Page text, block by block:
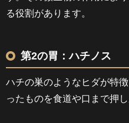
る役割があります。
第2の胃：ハチノス
ハチの巣のようなヒダが特
ったものを食道や口まで押